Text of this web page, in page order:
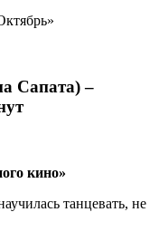
Сапата) –
кино»
танцевать, не